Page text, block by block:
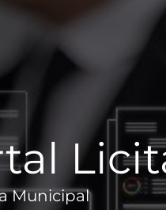
Municipal